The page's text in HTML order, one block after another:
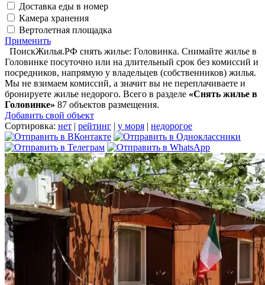
Доставка еды в номер
Камера хранения
Вертолетная площадка
Применить
ПоискЖилья.РФ снять жилье: Головинка. Снимайте жилье в
Головинке посуточно или на длительный срок без комиссий и
посредников, напрямую у владельцев (собственников) жилья.
Мы не взимаем комиссий, а значит вы не переплачиваете и
бронируете жилье недорого. Всего в разделе «Снять жилье в
Головинке» 87 объектов размещения.
Добавить свой объект
Сортировка: нет | рейтинг | у моря | недорогое